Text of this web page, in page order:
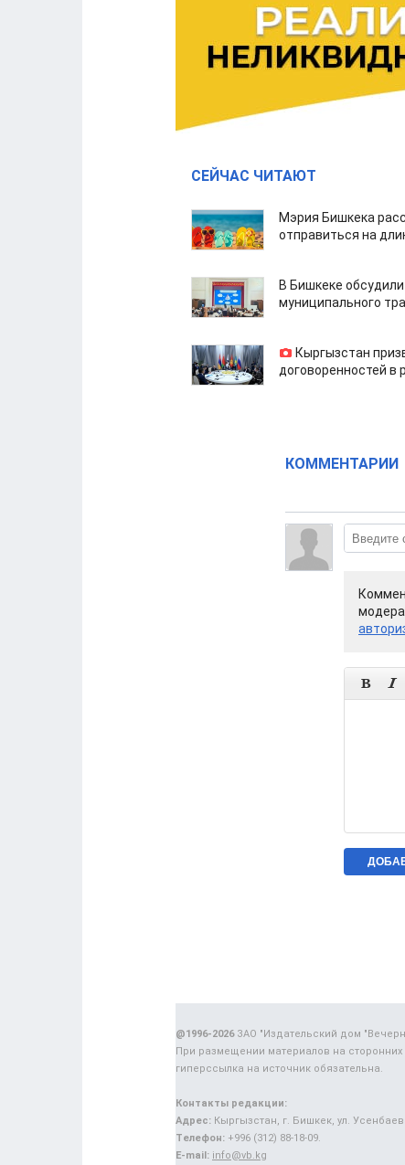
СЕЙЧАС ЧИТАЮТ
Мэрия Бишкека
отправиться на
В Бишкеке
муниципального
Кыргызстан
договоренностей в
КОММЕНТАРИИ
 
@1996-2026ЗАО "Издательский дом
При размещении материалов на сторонних
гиперссылка на источник обязательна.
Контакты редакции:
Адрес: Кыргызстан, г. Бишкек, ул.
Телефон: +996 (312) 88-18-09.
E-mail: info@vb.kg